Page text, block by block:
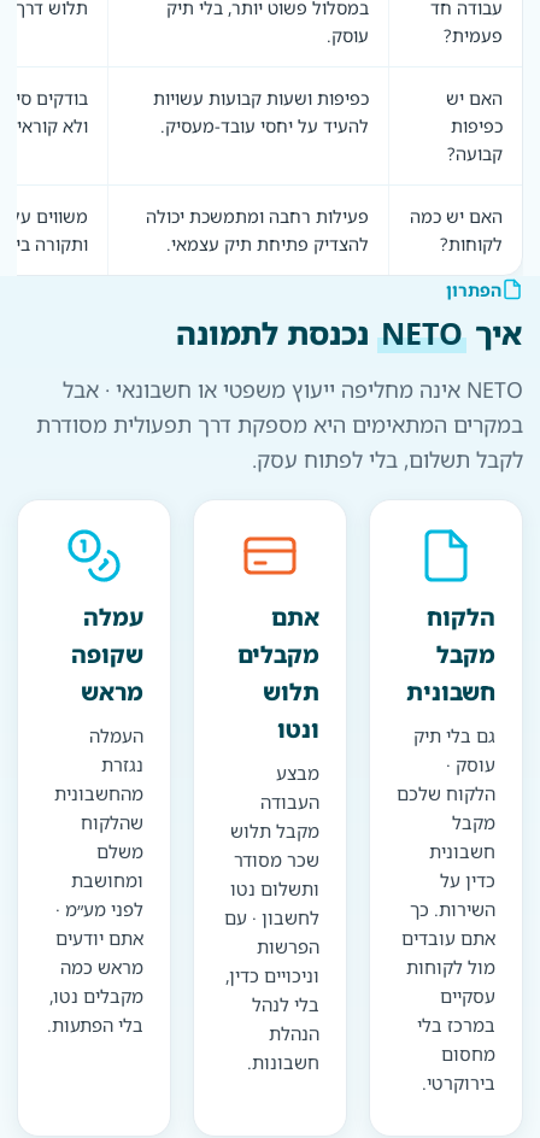
עבודה חד
פעמית?
במסלול פשוט יותר, בלי תיק
עוסק.
תלוש דרך NETO.
האם יש
כפיפות
קבועה?
כפיפות ושעות קבועות עשויות
להעיד על יחסי עובד-מעסיק.
בודקים
ולא
האם יש כמה
לקוחות?
פעילות רחבה ומתמשכת יכולה
להצדיק פתיחת תיק עצמאי.
משווים
ותקורה
הפתרון
איך NETO נכנסת לתמונה
NETO אינה מחליפה ייעוץ משפטי או חשבונאי · אבל
במקרים המתאימים היא מספקת דרך תפעולית מסודרת
לקבל תשלום, בלי לפתוח עסק.
הלקוח
מקבל
חשבונית
גם בלי תיק
עוסק ·
הלקוח שלכם
מקבל
חשבונית
כדין על
השירות. כך
אתם עובדים
מול לקוחות
עסקיים
במרכז בלי
מחסום
בירוקרטי.
אתם
מקבלים
תלוש
ונטו
מבצע
העבודה
מקבל תלוש
שכר מסודר
ותשלום נטו
לחשבון · עם
הפרשות
וניכויים כדין,
בלי לנהל
הנהלת
חשבונות.
עמלה
שקופה
מראש
העמלה
נגזרת
מהחשבונית
שהלקוח
משלם
ומחושבת
לפני מע״מ ·
אתם יודעים
מראש כמה
מקבלים נטו,
בלי הפתעות.